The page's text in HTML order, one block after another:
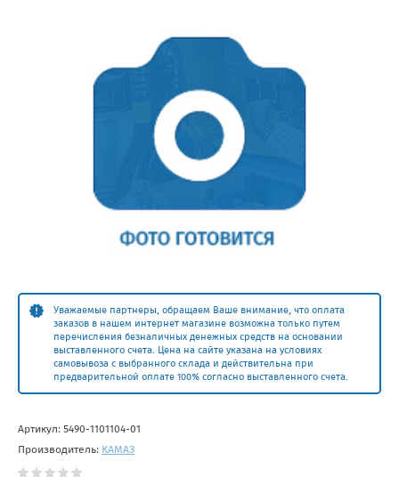
Уважаемые партнеры, обращаем Ваше внимание, что оплата
заказов в нашем интернет магазине возможна только путем
перечисления безналичных денежных средств на основании
выставленного счета. Цена на сайте указана на условиях
самовывоза с выбранного склада и действительна при
предварительной оплате 100% согласно выставленного счета.
Артикул: 5490-1101104-01
Производитель: КАМАЗ